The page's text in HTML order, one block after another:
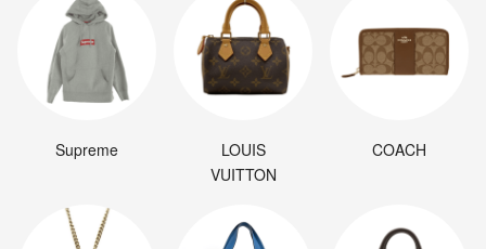
Supreme
LOUIS
VUITTON
COACH